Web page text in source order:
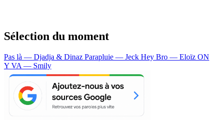
Sélection du moment
Pas là — Djadja & Dinaz Parapluie — Jeck Hey Bro — Eloïz ON
Y VA — Smily